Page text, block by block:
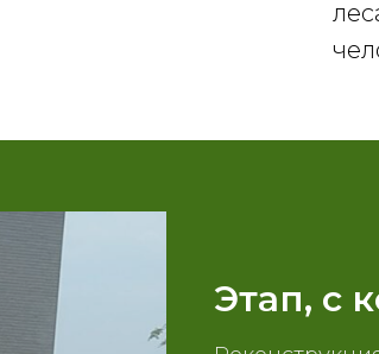
Этап, с